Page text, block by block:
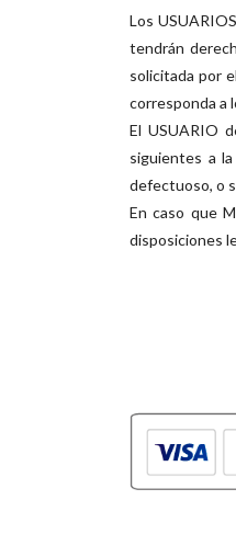
Los
tendrán
solicitada por
corresponda a
El USUARIO
siguientes a
defectuoso, o
En caso que
disposiciones